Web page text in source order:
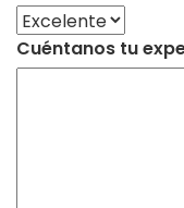
Cuéntanos tu